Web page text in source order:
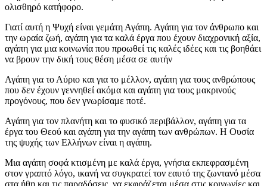
ολισθηρό κατήφορο.
Γιατί αυτή η Ψυχή είναι γεμάτη Αγάπη. Αγάπη για τον άνθρωπο και
την ωραία ζωή, αγάπη για τα καλά έργα που έχουν διαχρονική αξία,
αγάπη για μια κοινωνία που προωθεί τις καλές ιδέες και τις βοηθάει
να βρουν την δική τους θέση μέσα σε αυτήν
Αγάπη για το Αύριο και για το μέλλον, αγάπη για τους ανθρώπους
που δεν έχουν γεννηθεί ακόμα και αγάπη για τους μακρινούς
προγόνους, που δεν γνωρίσαμε ποτέ.
Αγάπη για τον πλανήτη και το φυσικό περιβάλλον, αγάπη για τα
έργα του Θεού και αγάπη για την αγάπη των ανθρώπων. Η Ουσία
της ψυχής των Ελλήνων είναι η αγάπη.
Μια αγάπη σοφά κτισμένη με καλά έργα, γνήσια εκπεφρασμένη
στον γραπτό λόγο, ικανή να συγκρατεί τον εαυτό της ζωντανό μέσα
στα ήθη και τις παραδόσεις, να εκφράζεται μέσα στις κοινωνίες και